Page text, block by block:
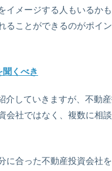
イメージする人もいるか
ることができるのがポイ
くべき
介していきますが、不動
会社ではなく、複数に相
に合った不動産投資会社